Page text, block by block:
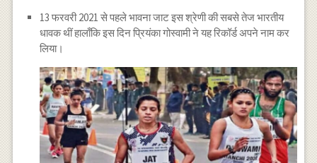
13 फरवरी 2021 से पहले भावना जाट इस श्रेणी की सबसे तेज भारतीय
धावक थीं हालाँकि इस दिन प्रियंका गोस्वामी ने यह रिकॉर्ड अपने नाम कर
लिया।